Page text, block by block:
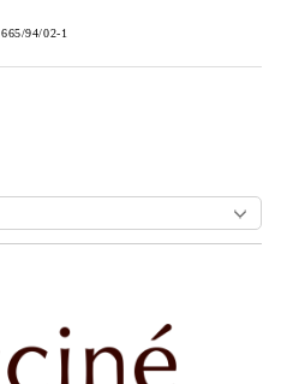
665/94/02-1